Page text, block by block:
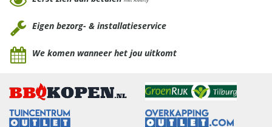
Eigen bezorg- & installatieservice
We komen wanneer het jou uitkomt